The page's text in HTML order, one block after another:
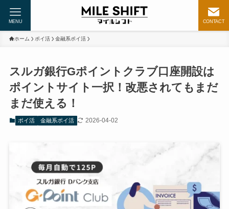
CONTACT
MENU
ホーム ポイ活 金融系ポイ活
スルガ銀行Gポイントクラブ口座開設は
ポイントサイト一択！改悪されてもまだ
まだ使える！
ポイ活 金融系ポイ活 2026-04-02